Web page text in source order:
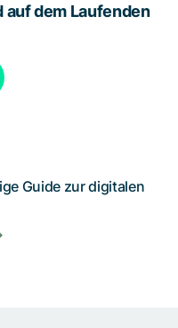
dem Laufenden
Guide zur digitalen